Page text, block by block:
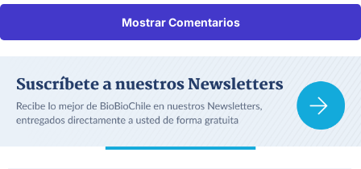
Mostrar Comentarios